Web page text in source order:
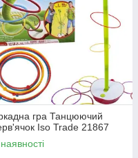
гра Танцюючий
Iso Trade 21867